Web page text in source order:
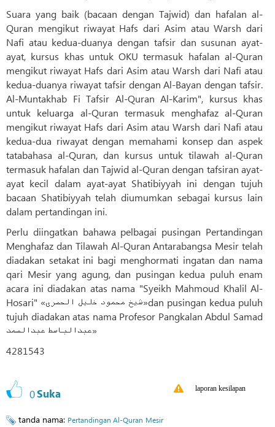
Suara yang baik (bacaan dengan Tajwid) dan hafalan al-
Quran mengikut riwayat Hafs dari Asim atau Warsh dari
Nafi atau kedua-duanya dengan tafsir dan susunan ayat-
ayat, kursus khas untuk OKU termasuk hafalan al-Quran
mengikut riwayat Hafs dari Asim atau Warsh dari Nafi atau
kedua-duanya riwayat tafsir dengan Al-Bayan dengan tafsir.
Al-Muntakhab Fi Tafsir Al-Quran Al-Karim", kursus khas
untuk keluarga al-Quran termasuk menghafaz al-Quran
mengikut riwayat Hafs dari Asim atau Warsh dari Nafi atau
kedua-dua riwayat dengan memahami konsep dan aspek
tatabahasa al-Quran, dan kursus untuk tilawah al-Quran
termasuk hafalan dan Tajwid al-Quran dengan tafsiran ayat-
ayat kecil dalam ayat-ayat Shatibiyyah ini dengan tujuh
bacaan Shatibiyyah telah diumumkan sebagai kursus lain
dalam pertandingan ini.
Perlu diingatkan bahawa pelbagai pusingan Pertandingan
Menghafaz dan Tilawah Al-Quran Antarabangsa Mesir telah
diadakan setakat ini bagi menghormati ingatan dan nama
qari Mesir yang agung, dan pusingan kedua puluh enam
acara ini diadakan atas nama "Syeikh Mahmoud Khalil Al-
Hosari" «شیخ محمود خلیل الحصری»dan pusingan kedua puluh
tujuh diadakan atas nama Profesor Pangkalan Abdul Samad
عبدالباسط عبدالصمد»
4281543
0Suka laporan kesilapan
tanda nama: Pertandingan Al-Quran Mesir